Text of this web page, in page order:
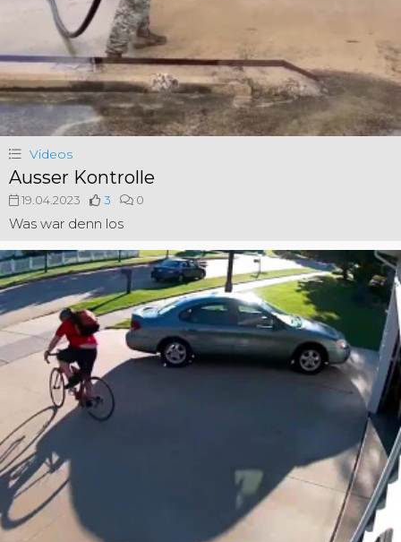
Videos
Ausser Kontrolle
19.04.2023 3 0
Was war denn los